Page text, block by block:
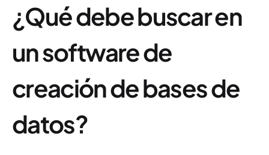
¿Qué debe buscar en
un software de
creación de bases de
datos?